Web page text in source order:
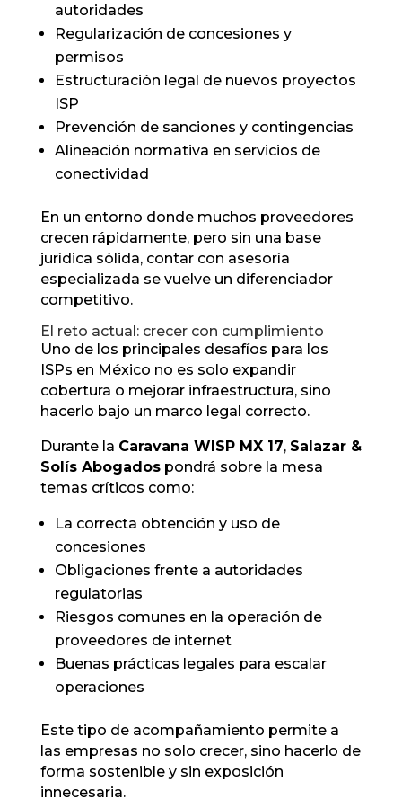
autoridades
Regularización de concesiones y
permisos
Estructuración legal de nuevos proyectos
ISP
Prevención de sanciones y contingencias
Alineación normativa en servicios de
conectividad
En un entorno donde muchos proveedores
crecen rápidamente, pero sin una base
jurídica sólida, contar con asesoría
especializada se vuelve un diferenciador
competitivo.
El reto actual: crecer con cumplimiento
Uno de los principales desafíos para los
ISPs en México no es solo expandir
cobertura o mejorar infraestructura, sino
hacerlo bajo un marco legal correcto.
Durante la Caravana WISP MX 17, Salazar &
Solís Abogadospondrá sobre la mesa
temas críticos como:
La correcta obtención y uso de
concesiones
Obligaciones frente a autoridades
regulatorias
Riesgos comunes en la operación de
proveedores de internet
Buenas prácticas legales para escalar
operaciones
Este tipo de acompañamiento permite a
las empresas no solo crecer, sino hacerlo de
forma sostenible y sin exposición
innecesaria.